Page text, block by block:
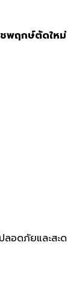
ชพฤกษ์ตัดใหม่
อดภัยและสะด